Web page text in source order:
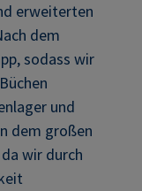
erweiterten
dem
sodass wir
und
dem großen
wir durch